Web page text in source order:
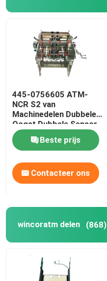
Draagbare pos terminal
445-0756605 ATM-
NCR S2 van
Machinedelen Dubbele
Oogst Dubbele Sensor
4450756605
Beste prijs
Contacteer ons
wincoratm delen (868)